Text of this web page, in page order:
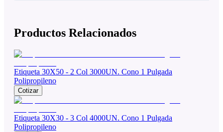
Productos Relacionados
Etiqueta 30X50 - 2 Col 3000UN. Cono 1 Pulgada
Polipropileno
Cotizar
Etiqueta 30X30 - 3 Col 4000UN. Cono 1 Pulgada
Polipropileno